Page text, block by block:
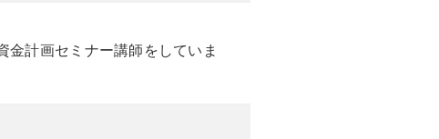
金計画セミナー講師をしていま